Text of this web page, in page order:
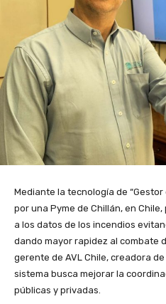
Mediante la tecnología de “Gestor
por una Pyme de Chillán, en
a los datos de los incendios
dando mayor rapidez al combate
gerente de AVL Chile, creadora
sistema busca mejorar la
públicas y privadas.